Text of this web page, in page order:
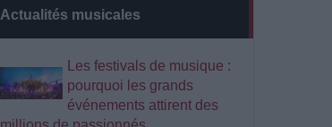
Actualités musicales
Les festivals de musique :
pourquoi les grands
événements attirent des